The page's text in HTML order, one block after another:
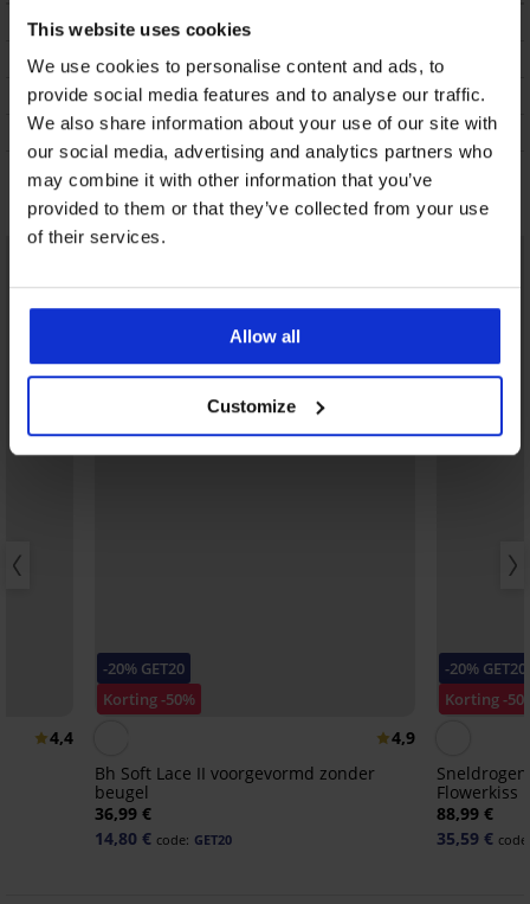
This website uses cookies
We use cookies to personalise content and ads, to
provide social media features and to analyse our traffic.
We also share information about your use of our site with
our social media, advertising and analytics partners who
may combine it with other information that you’ve
provided to them or that they’ve collected from your use
of their services.
Allow all
Customize
BESCHRIJVING
VERZENDING EN BETALING
RUILEN
ONDERHOUD EN WASSEN
Misschien vindt u dit ook leuk
4,4
-20% GET20
Korting -50%
4,9
Bh Soft Lace II voorgevormd zonder
beugel
36,99 €
14,80 € code: GET20
-20% GET20
Korting -
Flowerkiss
88,99 €
35,59 €